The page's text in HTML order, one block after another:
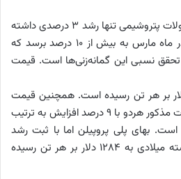
در ماه فوریه، اما قیمت محصولات پتروشیمی تنها رشد 3 درصدی داشته
و پیش‌بینی می‌شد این رقم در ماه مارس به بیش از 10 درصد برسد که
نسبی این گمانه‌زنی‌ها است. قیمت
داشته و به 922 دلار بر هر تن رسیده است. همچنین قیمت
پروپیلن و پلی اتیلن نیز در مدت مذکور هردو با 9 درصد افزایش به ترتیب
بالا رفته است. بهای پلی پروپیلن اما با ثبت رشد
ماهانه 11 درصدی در ماه گذشته میلادی به 1284 دلار بر هر تن رسیده